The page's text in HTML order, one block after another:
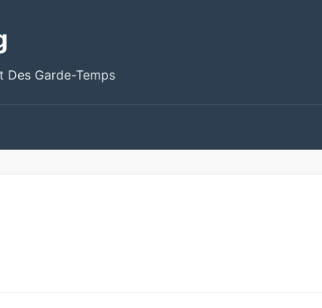
Des Garde-Temps